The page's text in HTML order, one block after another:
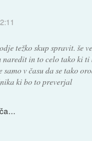
težko skup spravit. še
naredit in to celo tako ki ti
v času da se tako
ki bo to preverjal